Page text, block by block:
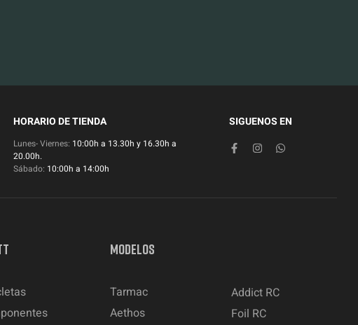
HORARIO DE TIENDA
Lunes- Viernes: 10:00h a 13.30h y 16.30h a
20.00h.
Sábado: 10:00h a 14:00h
SIGUENOS EN
MODELOS
Tarmac
Aethos
Addict RC
Foil RC